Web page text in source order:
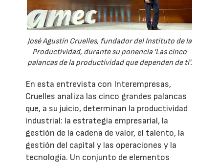
José Agustín Cruelles, fundador del Instituto de la
Productividad, durante su ponencia 'Las cinco
palancas de la productividad que dependen de ti'.
En esta entrevista con Interempresas,
Cruelles analiza las cinco grandes palancas
que, a su juicio, determinan la productividad
industrial: la estrategia empresarial, la
gestión de la cadena de valor, el talento, la
gestión del capital y las operaciones y la
tecnología. Un conjunto de elementos